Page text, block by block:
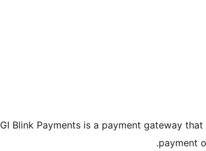
GI Blink Payments is a payment gateway
payment